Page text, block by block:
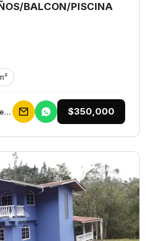
BALCON/PISCINA
Galceb Group Bienes Raices $350,000